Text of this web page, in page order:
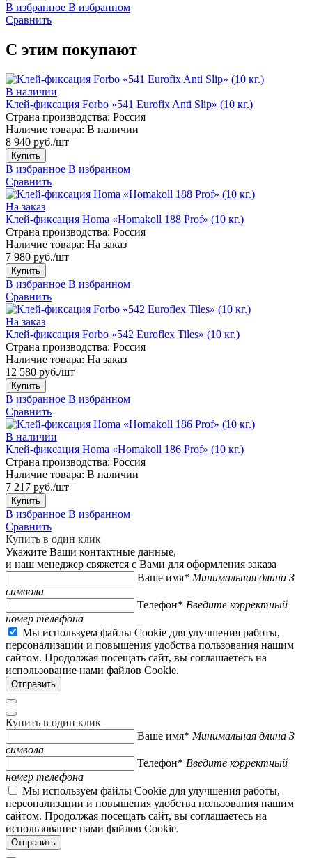
В избранное В избранном
Сравнить
С этим покупают
В наличии
Клей-фиксация Forbo «541 Eurofix Anti Slip» (10 кг.)
Страна производства: Россия
Наличие товара: В наличии
8 940 руб./шт
Купить
В избранное В избранном
Сравнить
На заказ
Клей-фиксация Homa «Homakoll 188 Prof» (10 кг.)
Страна производства: Россия
Наличие товара: На заказ
7 980 руб./шт
Купить
В избранное В избранном
Сравнить
На заказ
Клей-фиксация Forbo «542 Euroflex Tiles» (10 кг.)
Страна производства: Россия
Наличие товара: На заказ
12 580 руб./шт
Купить
В избранное В избранном
Сравнить
В наличии
Клей-фиксация Homa «Homakoll 186 Prof» (10 кг.)
Страна производства: Россия
Наличие товара: В наличии
7 217 руб./шт
Купить
В избранное В избранном
Сравнить
Купить в один клик
Укажите Ваши контактные данные,
и наш менеджер свяжется с Вами для оформления заказа
Ваше имя* Минимальная длина 3
символа
Телефон* Введите корректный
номер телефона
Мы используем файлы Cookie для улучшения работы,
персонализации и повышения удобства пользования нашим
сайтом. Продолжая посещать сайт, вы соглашаетесь на
использование нами файлов Cookie.
Купить в один клик
Ваше имя* Минимальная длина 3
символа
Телефон* Введите корректный
номер телефона
Мы используем файлы Cookie для улучшения работы,
персонализации и повышения удобства пользования нашим
сайтом. Продолжая посещать сайт, вы соглашаетесь на
использование нами файлов Cookie.